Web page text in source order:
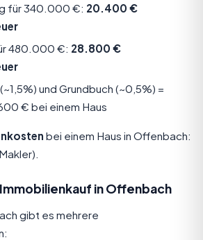
für 340.000 €: 20.400 €
480.000 €: 28.800 €
und Grundbuch (~0,5%) =
€ bei einem Haus
bei einem Haus in Offenbach:
in Offenbach
gibt es mehrere